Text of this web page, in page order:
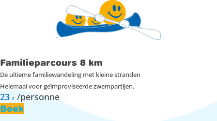
Familieparcours 8 km
De ultieme familiewandeling met kleine stranden
Helemaal voor geïmproviseerde zwempartijen.
23 € /personne
Boek